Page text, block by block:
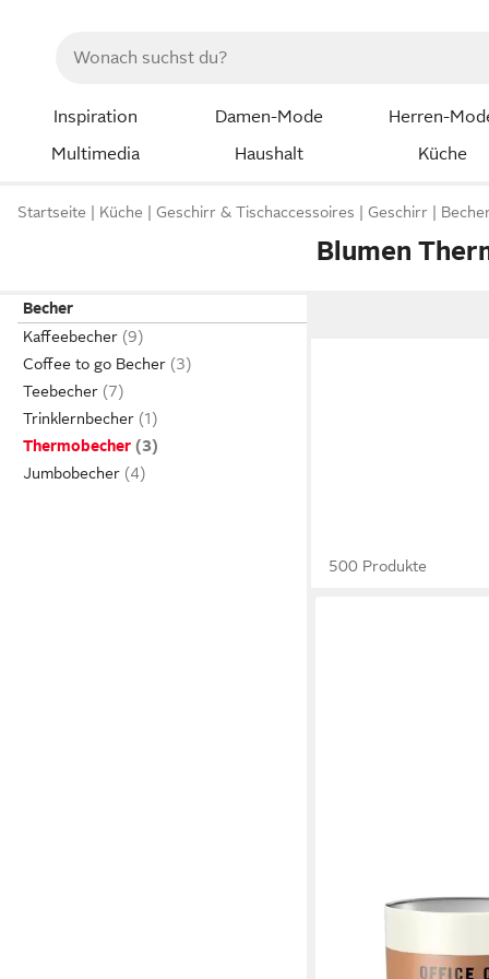
Inspiration Damen-Mode
Herren-
Multimedia
Haushalt Küche
Startseite Küche Geschirr & Tischaccessoires Geschirr
Blumen
Becher
Kaffeebecher
Coffee to go Becher
Teebecher
Trinklernbecher
Thermobecher
Jumbobecher
500 Produkte